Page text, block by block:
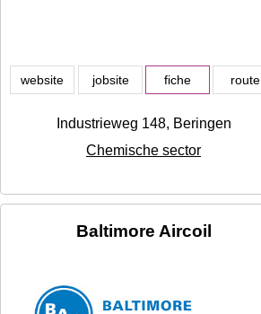
website jobsite fiche route
Industrieweg 148, Beringen
Chemische sector
Baltimore Aircoil